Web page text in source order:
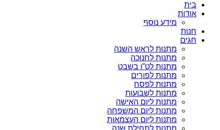
בית
אודות
מידע נוסף
חנות
חגים
מתנות לראש השנה
מתנות לחנוכה
מתנות לט”ו בשבט
מתנות לפורים
מתנות לפסח
מתנות לשבועות
מתנות ליום האישה
מתנות ליום המשפחה
מתנות ליום העצמאות
מתנות לתחילת שנה